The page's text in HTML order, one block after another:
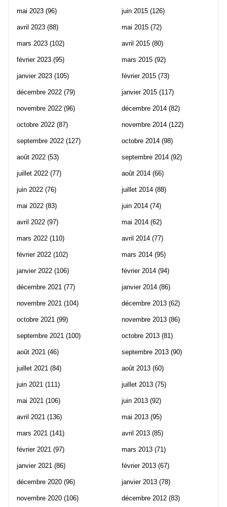
mai 2023 (96)
avril 2023 (88)
mars 2023 (102)
février 2023 (95)
janvier 2023 (105)
décembre 2022 (79)
novembre 2022 (96)
octobre 2022 (87)
septembre 2022 (127)
août 2022 (53)
juillet 2022 (77)
juin 2022 (76)
mai 2022 (83)
avril 2022 (97)
mars 2022 (110)
février 2022 (102)
janvier 2022 (106)
décembre 2021 (77)
novembre 2021 (104)
octobre 2021 (99)
septembre 2021 (100)
août 2021 (46)
juillet 2021 (84)
juin 2021 (111)
mai 2021 (106)
avril 2021 (136)
mars 2021 (141)
février 2021 (97)
janvier 2021 (86)
décembre 2020 (96)
novembre 2020 (106)
juin 2015 (126)
mai 2015 (72)
avril 2015 (80)
mars 2015 (92)
février 2015 (73)
janvier 2015 (117)
décembre 2014 (82)
novembre 2014 (122)
octobre 2014 (98)
septembre 2014 (92)
août 2014 (66)
juillet 2014 (88)
juin 2014 (74)
mai 2014 (62)
avril 2014 (77)
mars 2014 (95)
février 2014 (94)
janvier 2014 (86)
décembre 2013 (62)
novembre 2013 (86)
octobre 2013 (81)
septembre 2013 (90)
août 2013 (60)
juillet 2013 (75)
juin 2013 (92)
mai 2013 (95)
avril 2013 (85)
mars 2013 (71)
février 2013 (67)
janvier 2013 (78)
décembre 2012 (83)